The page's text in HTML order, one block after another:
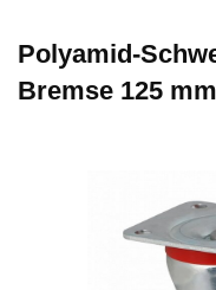
Polyamid-
Bremse 125